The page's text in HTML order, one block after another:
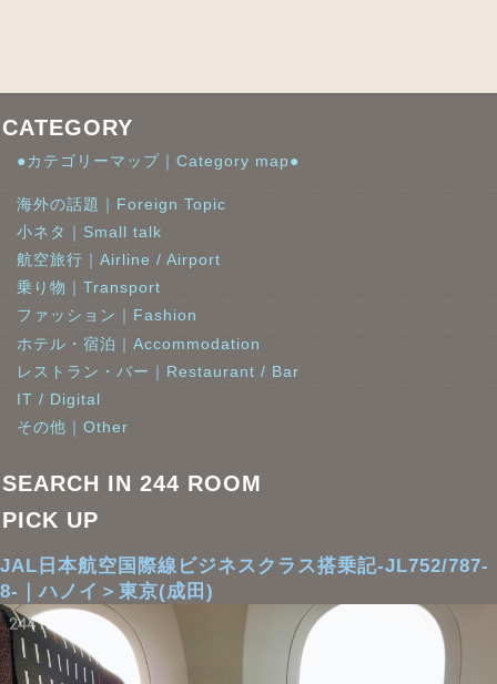
CATEGORY
●カテゴリーマップ｜Category map●
海外の話題｜Foreign Topic
小ネタ｜Small talk
航空旅行｜Airline / Airport
乗り物｜Transport
ファッション｜Fashion
ホテル・宿泊｜Accommodation
レストラン・バー｜Restaurant / Bar
IT / Digital
その他｜Other
SEARCH IN 244 ROOM
PICK UP
JAL日本航空国際線ビジネスクラス搭乗記-JL752/787-
8-｜ハノイ＞東京(成田)